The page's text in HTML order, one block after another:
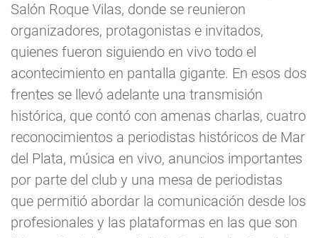
Salón Roque Vilas, donde se reunieron
organizadores, protagonistas e invitados,
quienes fueron siguiendo en vivo todo el
acontecimiento en pantalla gigante. En esos dos
frentes se llevó adelante una transmisión
histórica, que contó con amenas charlas, cuatro
reconocimientos a periodistas históricos de Mar
del Plata, música en vivo, anuncios importantes
por parte del club y una mesa de periodistas
que permitió abordar la comunicación desde los
profesionales y las plataformas en las que son